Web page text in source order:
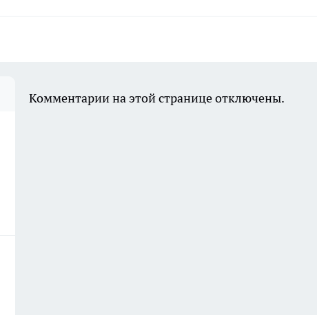
Комментарии на этой странице отключены.